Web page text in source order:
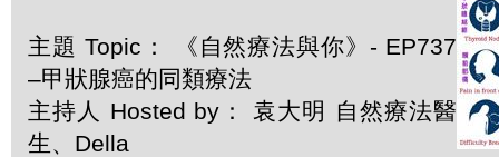
主題 Topic： 《自然療法與你》- EP737
–甲狀腺癌的同類療法
主持人 Hosted by： 袁大明 自然療法醫
生、Della